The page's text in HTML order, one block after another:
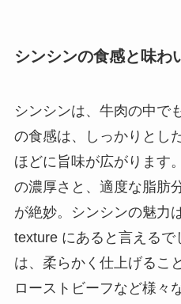
シンシンの食感と味わ
シンシンは、牛肉の中で
の食感は、しっかりとし
ほどに旨味が広がります
の濃厚さと、適度な脂肪
が絶妙。シンシンの魅力
texture にあると言えるで
は、柔らかく仕上げるこ
ローストビーフなど様々